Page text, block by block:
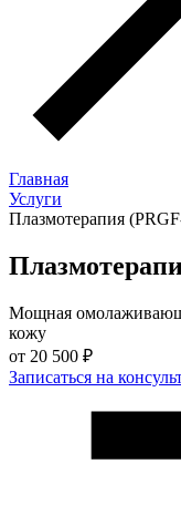
Главная
Услуги
Плазмотерапия
Мощная
кожу
от 20 500 ₽
Записаться на